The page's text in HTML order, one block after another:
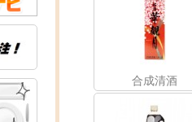
合成清酒